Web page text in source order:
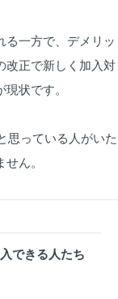
る一方で、デメリッ
改正で新しく加入対
現状です。
思っている人がいた
ん。
できる人たち